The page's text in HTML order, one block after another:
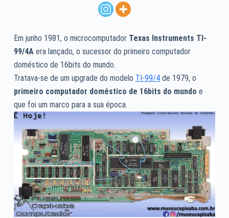
Em junho 1981, o microcomputador Texas Instruments TI-
99/4Aera lançado, o sucessor do primeiro computador
doméstico de 16bits do mundo.
Tratava-se de um upgrade do modelo TI-99/4de 1979, o
primeiro computador doméstico de 16bits do mundo e
que foi um marco para a sua época.